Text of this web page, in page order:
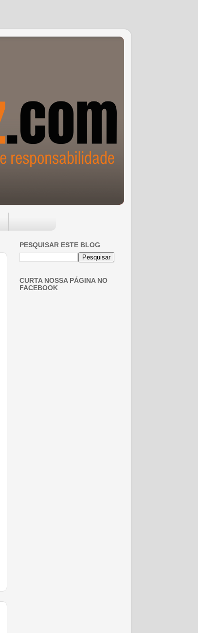
PESQUISAR ESTE BLOG
CURTA NOSSA PÁGINA NO
FACEBOOK